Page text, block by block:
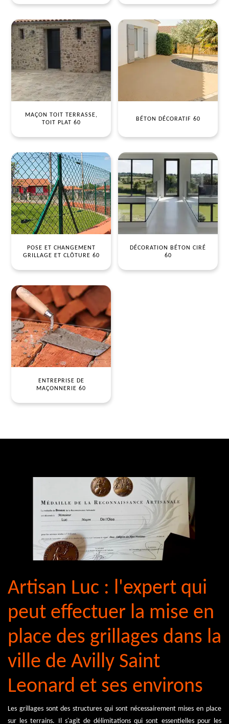
MAÇON TOIT TERRASSE,
TOIT PLAT 60
BÉTON DÉCORATIF 60
POSE ET CHANGEMENT
GRILLAGE ET CLÔTURE 60
DÉCORATION BÉTON CIRÉ
60
ENTREPRISE DE
MAÇONNERIE 60
Artisan Luc : l'expert qui
peut effectuer la mise en
place des grillages dans la
ville de Avilly Saint
Leonard et ses environs
Les grillages sont des structures qui sont nécessairement mises en place
sur les terrains. Il s'agit de délimitations qui sont essentielles pour les